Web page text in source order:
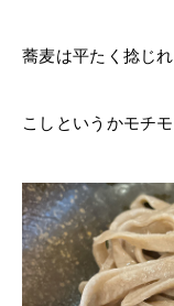
蕎麦は平たく捻じ
こしというかモチ